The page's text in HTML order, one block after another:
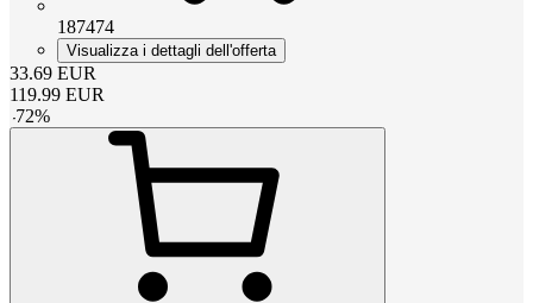
187474
Visualizza i dettagli dell'offerta
33.69 EUR
119.99 EUR
-72%